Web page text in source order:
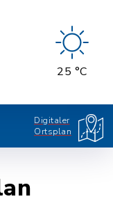
25 °C
Digitaler
Ortsplan